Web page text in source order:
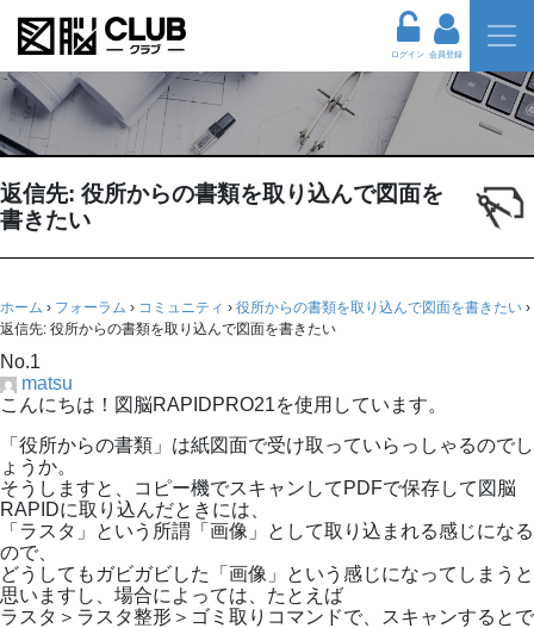
ログイン 会員登録
返信先: 役所からの書類を取り込んで図面を
書きたい
ホーム › フォーラム › コミュニティ › 役所からの書類を取り込んで図面を書きたい ›
返信先: 役所からの書類を取り込んで図面を書きたい
No.1
matsu
こんにちは！図脳RAPIDPRO21を使用しています。
「役所からの書類」は紙図面で受け取っていらっしゃるのでし
ょうか。
そうしますと、コピー機でスキャンしてPDFで保存して図脳
RAPIDに取り込んだときには、
「ラスタ」という所謂「画像」として取り込まれる感じになる
ので、
どうしてもガビガビした「画像」という感じになってしまうと
思いますし、場合によっては、たとえば
ラスタ＞ラスタ整形＞ゴミ取りコマンドで、スキャンするとで